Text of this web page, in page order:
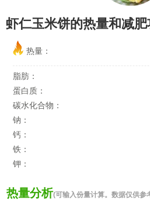
虾仁玉米饼的热量和减
热量：
脂肪：
蛋白质：
碳水化合物：
钠：
钙：
铁：
钾：
热量分析(可输入份量计算。数据仅供参